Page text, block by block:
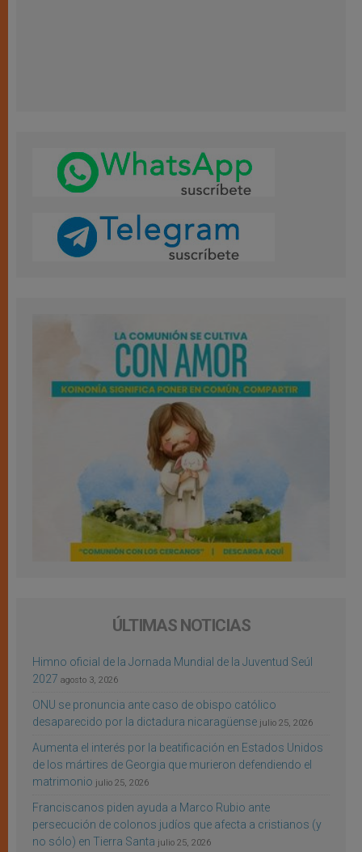
ÚLTIMAS NOTICIAS
Himno oficial de la Jornada Mundial de la Juventud Seúl
2027 agosto 3, 2026
ONU se pronuncia ante caso de obispo católico
desaparecido por la dictadura nicaragüense julio 25, 2026
Aumenta el interés por la beatificación en Estados Unidos
de los mártires de Georgia que murieron defendiendo el
matrimonio julio 25, 2026
Franciscanos piden ayuda a Marco Rubio ante
persecución de colonos judíos que afecta a cristianos (y
no sólo) en Tierra Santa julio 25, 2026